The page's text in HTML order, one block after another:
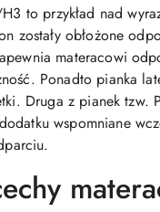
to przykład nad
zostały obłożone
materacowi
Ponadto pianka
Druga z pianek tzw.
wspomniane